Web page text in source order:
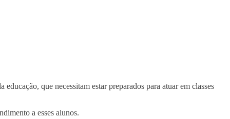
que necessitam estar preparados para atuar em classes
a esses alunos.